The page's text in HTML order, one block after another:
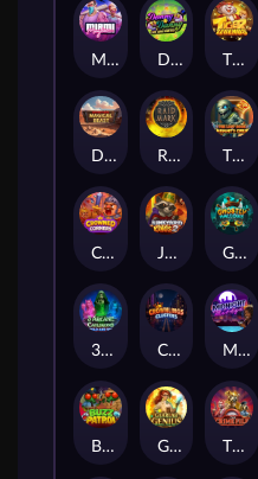
MIAMI MAYHEM DONNY AND DANNY TIGER LEGENDS
Darkside Prairie: Magical Beast Raidmark The Lost Book of Mummy’s Curse
Crowned Corners Junkyard Kings 2 Ghostly Hallows
3 Arcane Cauldrons Crownlings Clusters Midnight Mirage
Buzz Patrol Gearlab Genius The Crime File